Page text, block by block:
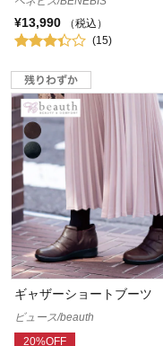
¥13,990
（税込）
(15)
ギャザーショートブーツ
ビュース/beauth
20%OFF